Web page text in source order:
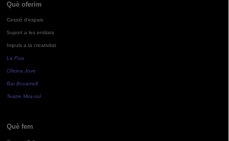
Què oferim
Cessió d'espais
Suport a les entitats
Impuls a la creativitat
La Pua
Oficina Jove
Bar Bocamoll
Teatre Mira-sol
Què fem